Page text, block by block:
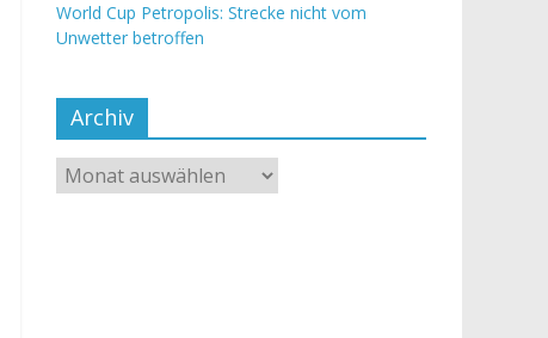
World Cup Petropolis: Strecke nicht vom
Unwetter betroffen
Archiv